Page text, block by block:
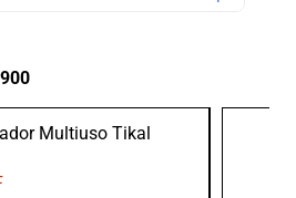
Multiuso Tikal